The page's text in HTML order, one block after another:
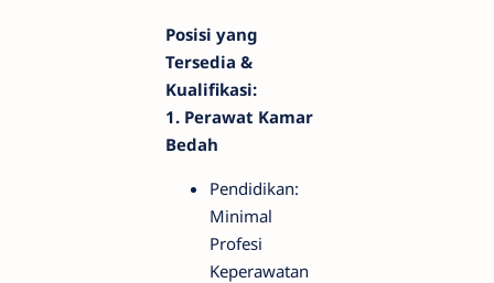
Posisi yang
Tersedia &
Kualifikasi:
1. Perawat Kamar
Bedah
Pendidikan:
Minimal
Profesi
Keperawatan